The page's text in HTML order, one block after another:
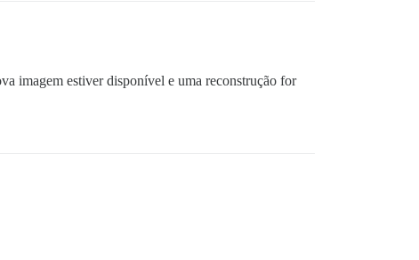
imagem estiver disponível e uma reconstrução for